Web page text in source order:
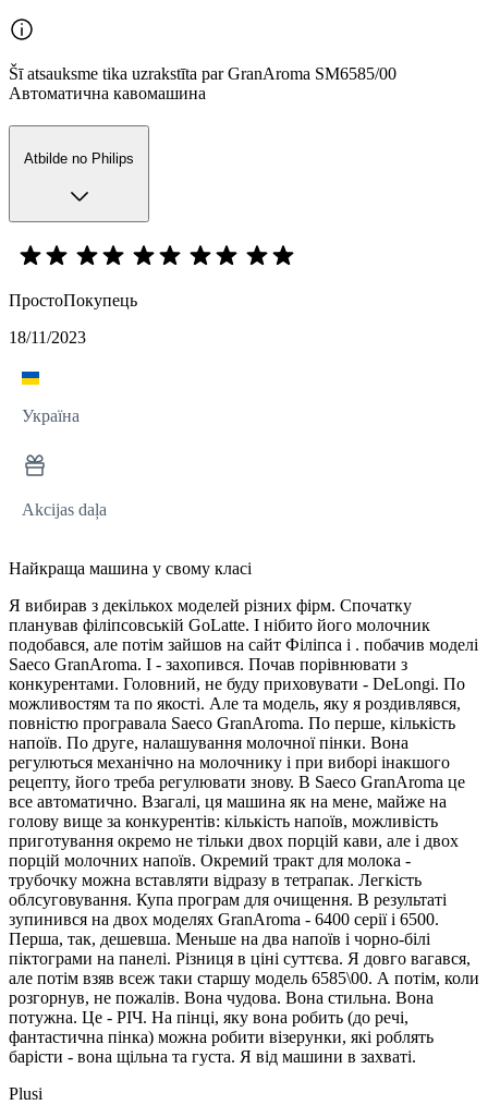
Šī atsauksme tika uzrakstīta par GranAroma SM6585/00
Автоматична кавомашина
Atbilde no Philips
ПростоПокупець
18/11/2023
Україна
Akcijas daļa
Найкраща машина у свому класі
Я вибирав з декількох моделей різних фірм. Спочатку
планував філіпсовській GoLatte. І нібито його молочник
подобався, але потім зайшов на сайт Філіпса і . побачив моделі
Saeco GranAroma. І - захопився. Почав порівнювати з
конкурентами. Головний, не буду приховувати - DeLongi. По
можливостям та по якості. Але та модель, яку я роздивлявся,
повністю програвала Saeco GranAroma. По перше, кількість
напоїв. По друге, налашування молочної пінки. Вона
регулються механічно на молочнику і при виборі інакшого
рецепту, його треба регулювати знову. В Saeco GranAroma це
все автоматично. Взагалі, ця машина як на мене, майже на
голову вище за конкурентів: кількість напоїв, можливість
приготування окремо не тільки двох порцій кави, але і двох
порцій молочних напоїв. Окремий тракт для молока -
трубочку можна вставляти відразу в тетрапак. Легкість
облсуговування. Купа програм для очищення. В результаті
зупинився на двох моделях GranAroma - 6400 серії і 6500.
Перша, так, дешевша. Меньше на два напоїв і чорно-білі
піктограми на панелі. Різниця в ціні суттєва. Я довго вагався,
але потім взяв всеж таки старшу модель 6585\00. А потім, коли
розгорнув, не пожалів. Вона чудова. Вона стильна. Вона
потужна. Це - РІЧ. На пінці, яку вона робить (до речі,
фантастична пінка) можна робити візерунки, які роблять
барісти - вона щільна та густа. Я від машини в захваті.
Plusi